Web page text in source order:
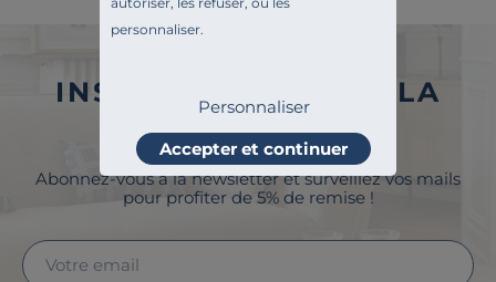
personnaliser.
Personnaliser
Accepter et continuer
INSCRIVEZ-VOUS À LA
NEWSLETTER
Abonnez-vous à la newsletter et surveillez vos mails
pour profiter de 5% de remise !